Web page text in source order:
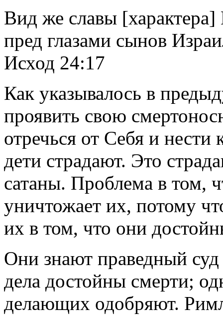
Вид же славы
пред глазами сынов
Исход 24:17
Как указывалось в
проявить свою
отречься от Себя и нести
дети страдают. Это
сатаны. Проблема в том,
уничтожает их, потому
их в том, что они
Они знают праведный
дела достойны смерти;
делающих одобряют.